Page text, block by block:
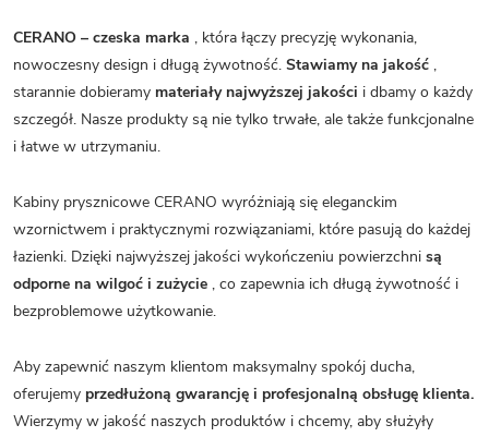
CERANO – czeska marka , która łączy precyzję wykonania,
nowoczesny design i długą żywotność. Stawiamy na jakość ,
starannie dobieramy materiały najwyższej jakości i dbamy o każdy
szczegół. Nasze produkty są nie tylko trwałe, ale także funkcjonalne
i łatwe w utrzymaniu.
Kabiny prysznicowe CERANO wyróżniają się eleganckim
wzornictwem i praktycznymi rozwiązaniami, które pasują do każdej
łazienki. Dzięki najwyższej jakości wykończeniu powierzchni są
odporne na wilgoć i zużycie , co zapewnia ich długą żywotność i
bezproblemowe użytkowanie.
Aby zapewnić naszym klientom maksymalny spokój ducha,
oferujemy przedłużoną gwarancję i profesjonalną obsługę klienta.
Wierzymy w jakość naszych produktów i chcemy, aby służyły